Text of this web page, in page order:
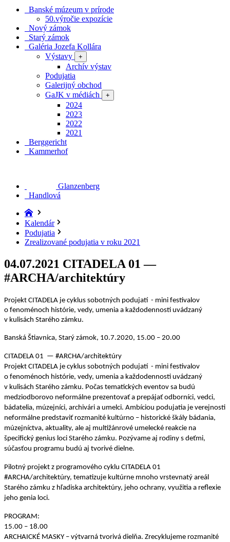
Banské múzeum v prírode
50.výročie expozície
Nový zámok
Starý zámok
Galéria Jozefa Kollára
Výstavy
+
Archív výstav
Podujatia
Galerijný obchod
GaJK v médiách
+
2024
2023
2022
2021
Berggericht
Kammerhof
Glanzenberg
Handlová
Kalendár
Podujatia
Zrealizované podujatia v roku 2021
04.07.2021 CITADELA 01 —
#ARCHA/architektúry
Projekt CITADELA je cyklus sobotných podujatí - mini festivalov
o fenoménoch histórie, vedy, umenia a každodennosti uvádzaný
v kulisách Starého zámku.
Banská Štiavnica, Starý zámok, 10.7.2020, 15.00 – 20.00
CITADELA 01 — #ARCHA/architektúry
Projekt CITADELA je cyklus sobotných podujatí - mini festivalov
o fenoménoch histórie, vedy, umenia a každodennosti uvádzaný
v kulisách Starého zámku. Počas tematických eventov sa budú
medziodborovo neformálne prezentovať a prepájať odborníci, vedci,
bádatelia, múzejníci, archivári a umelci. Ambíciou podujatia je verejnosti
neformálne predstaviť rozmanité kultúrno – historické škály bádania,
múzejníctva, aktuality, ale aj multižánrové umelecké reakcie na
špecifický genius loci Starého zámku. Pozývame aj rodiny s deťmi,
súčasťou programu budú aj tvorivé dielne.
Pilotný projekt z programového cyklu CITADELA 01
#ARCHA/architektúry, tematizuje kultúrne mnoho vrstevnatý areál
Starého zámku z hľadiska architektúry, jeho ochrany, využitia a reflexie
jeho genia loci.
PROGRAM:
15.00 – 18.00
ARCHAICKÉ MASKY – výtvarná tvorivá dielňa. Zrecyklujeme rozmanité